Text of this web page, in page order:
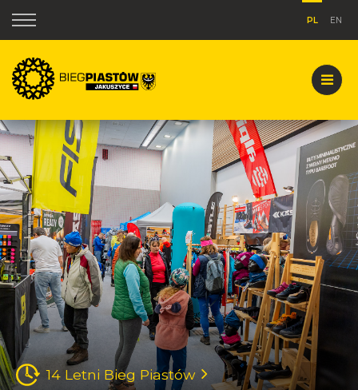
PL EN
14 Letni Bieg Piastów